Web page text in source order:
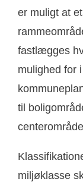
er muligt at
fastlægges
mulighed for
til
miljøklasse